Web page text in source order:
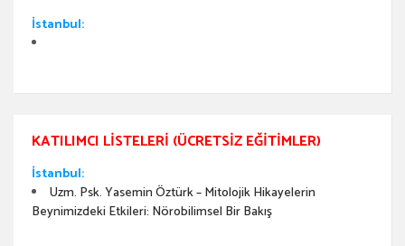
İstanbul:
KATILIMCI LISTELERI (ÜCRETSIZ EĞITIMLER)
İstanbul:
Uzm. Psk. Yasemin Öztürk – Mitolojik Hikayelerin
Beynimizdeki Etkileri: Nörobilimsel Bir Bakış